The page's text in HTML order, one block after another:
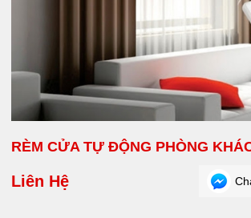
RÈM CỬA TỰ ĐỘNG PHÒNG
Liên Hệ